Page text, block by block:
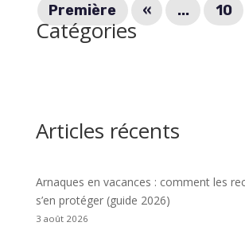
Première « ... 10
Catégories
Articles récents
Arnaques en vacances : comment les
s’en protéger (guide 2026)
3 août 2026